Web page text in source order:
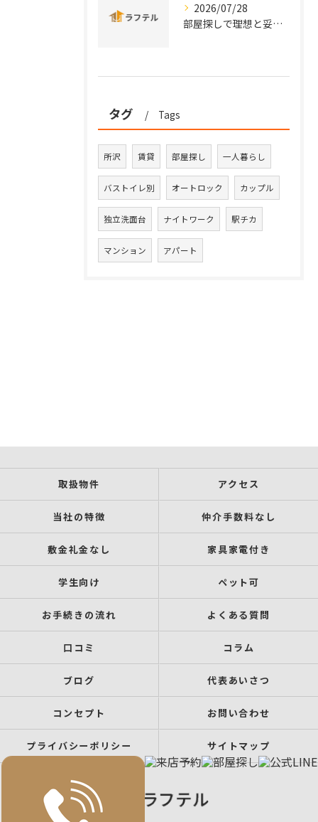
2026/07/28
部屋探しで理想と妥協の優先順位を考える方法
タグ Tags
所沢 賃貸 部屋探し 一人暮らし
バストイレ別 オートロック カップル
独立洗面台 ナイトワーク 駅チカ
マンション アパート
取扱物件 アクセス
当社の特徴 仲介手数料なし
敷金礼金なし 家具家電付き
学生向け ペット可
お手続きの流れ よくある質問
口コミ コラム
ブログ 代表あいさつ
コンセプト お問い合わせ
プライバシーポリシー サイトマップ